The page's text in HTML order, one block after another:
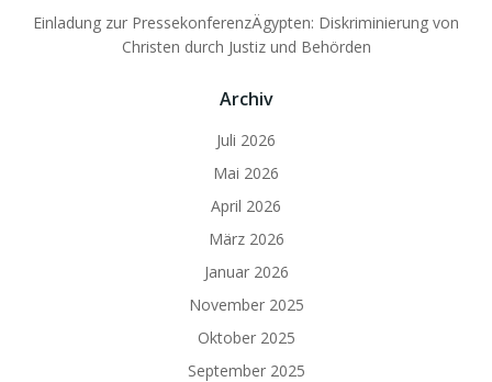
Einladung zur PressekonferenzÄgypten: Diskriminierung von
Christen durch Justiz und Behörden
Archiv
Juli 2026
Mai 2026
April 2026
März 2026
Januar 2026
November 2025
Oktober 2025
September 2025